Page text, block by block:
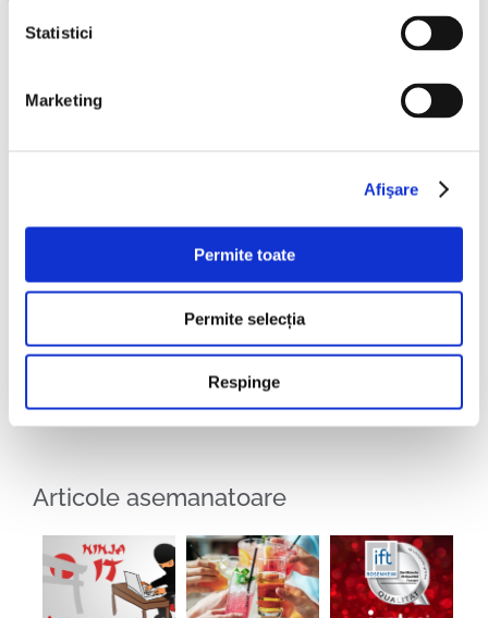
Statistici
Marketing
Afişare
Permite toate
Permite selecția
Respinge
Distribuie!
Articole asemanatoare